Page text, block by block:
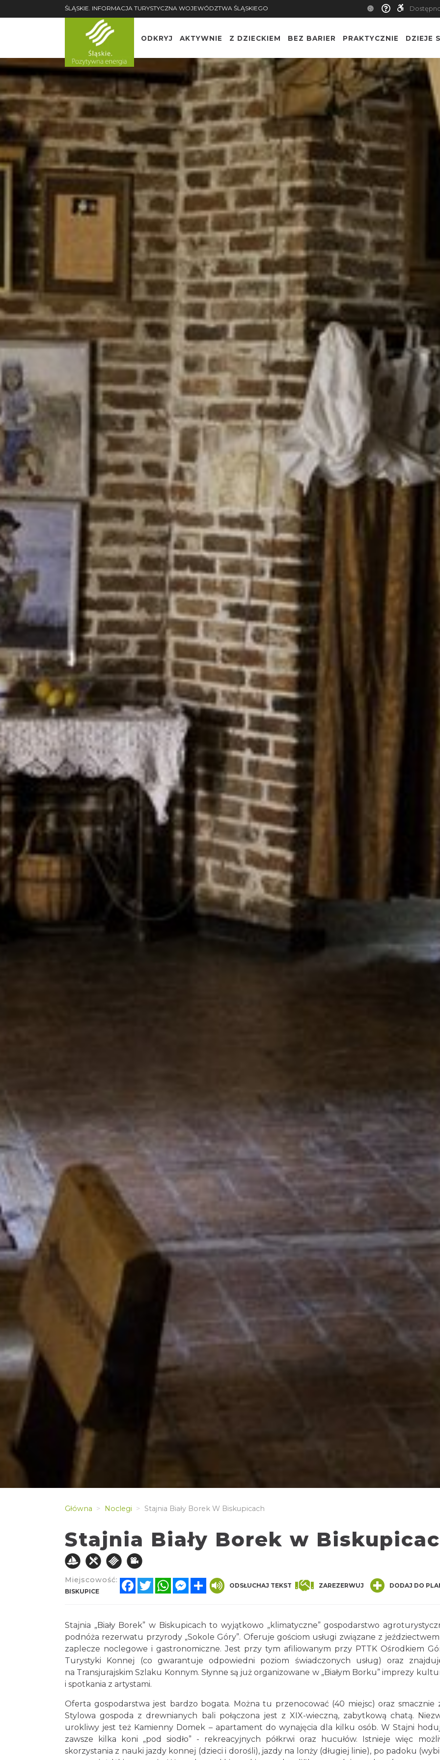
ŚLĄSKIE. INFORMACJA TURYSTYCZNA WOJEWÓDZTWA ŚLĄSKIEGO
ODKRYJ AKTYWNIE Z DZIECKIEM BEZ BARIER PRAKTYCZNIE DZIEJE
Główna Noclegi Stajnia Biały Borek W Biskupicach
Stajnia Biały Borek w
Miejscowość:
BISKUPICE
FacebookTwitterWhatsAppMessenger
Share ODSŁUCHAJ TEKST ZAREZERWUJ DODAJ DO
Stajnia „Biały Borek” w Biskupicach to wyjątkowo „klimatyczne” gospodarstwo
podnóża rezerwatu przyrody „Sokole Góry”. Oferuje gościom usługi związane z
zaplecze noclegowe i gastronomiczne. Jest przy tym afiliowanym przy PTTK Ośrodkiem
Turystyki Konnej (co gwarantuje odpowiedni poziom świadczonych usług) oraz
na Transjurajskim Szlaku Konnym. Słynne są już organizowane w „Białym Borku” imprezy
i spotkania z artystami.
Oferta gospodarstwa jest bardzo bogata. Można tu przenocować (40 miejsc) oraz smacznie
Stylowa gospoda z drewnianych bali połączona jest z XIX-wieczną, zabytkową chatą.
urokliwy jest też Kamienny Domek – apartament do wynajęcia dla kilku osób. W Stajni
zawsze kilka koni „pod siodło” - rekreacyjnych półkrwi oraz hucułów. Istnieje więc
skorzystania z nauki jazdy konnej (dzieci i dorośli), jazdy na lonży (długiej linie), po padoku